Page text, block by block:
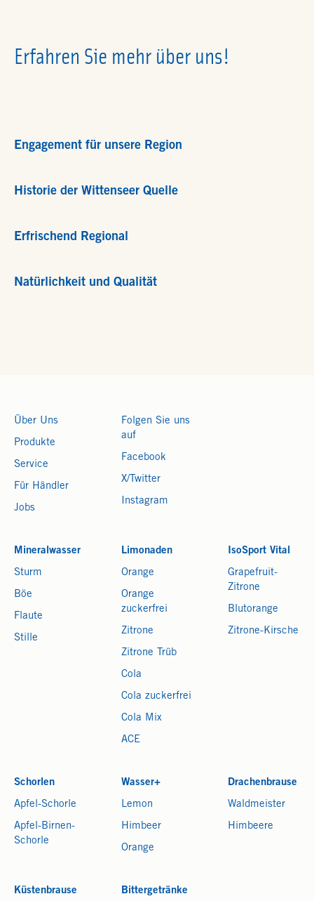
Erfahren Sie mehr über uns!
Engagement für unsere Region
Historie der Wittenseer Quelle
Erfrischend Regional
Natürlichkeit und Qualität
Mineralwasser
Sturm
Böe
Flaute
Stille
Limonaden
Orange
Orange
zuckerfrei
Zitrone
Zitrone Trüb
Cola
Cola zuckerfrei
Cola Mix
ACE
IsoSport Vital
Grapefruit-
Zitrone
Blutorange
Zitrone-Kirsche
Schorlen
Apfel-Schorle
Apfel-Birnen-
Schorle
Wasser+
Lemon
Himbeer
Orange
Drachenbrause
Waldmeister
Himbeere
Küstenbrause Bittergetränke
Über Uns
Produkte
Service
Für Händler
Jobs
Folgen Sie uns
auf
Facebook
X/Twitter
Instagram